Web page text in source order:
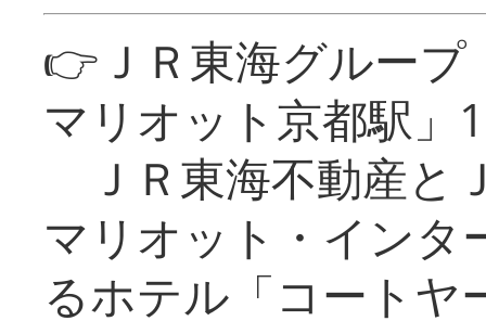
👉ＪＲ東海グルー
マリオット京都駅」
ＪＲ東海不動産と
マリオット・インタ
るホテル「コートヤ